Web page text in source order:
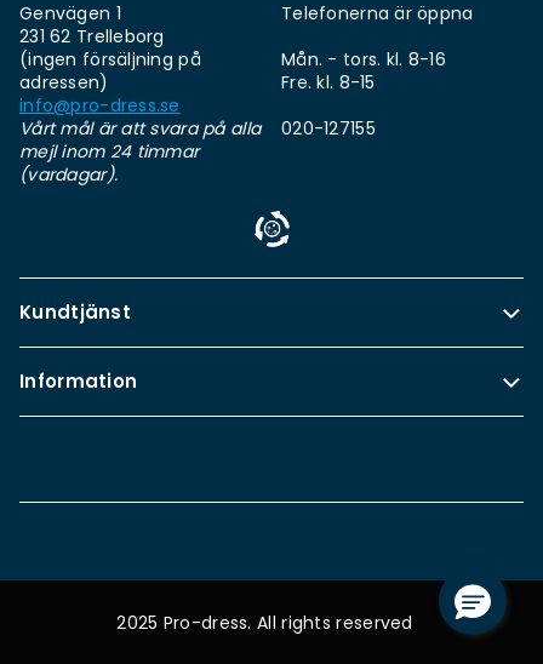
Genvägen 1
231 62 Trelleborg
(ingen försäljning på
adressen)
info@pro-dress.se
Vårt mål är att svara på alla
mejl inom 24 timmar
(vardagar).
Telefonerna är öppna
Mån. - tors. kl. 8-16
Fre. kl. 8-15
020-127155
Kundtjänst
Information
2025 Pro-dress. All rights reserved